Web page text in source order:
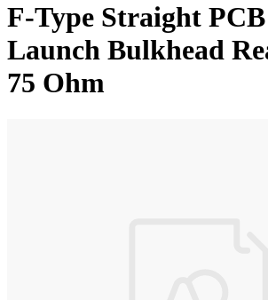
F-Type Straight
Launch Bulkhead
75 Ohm